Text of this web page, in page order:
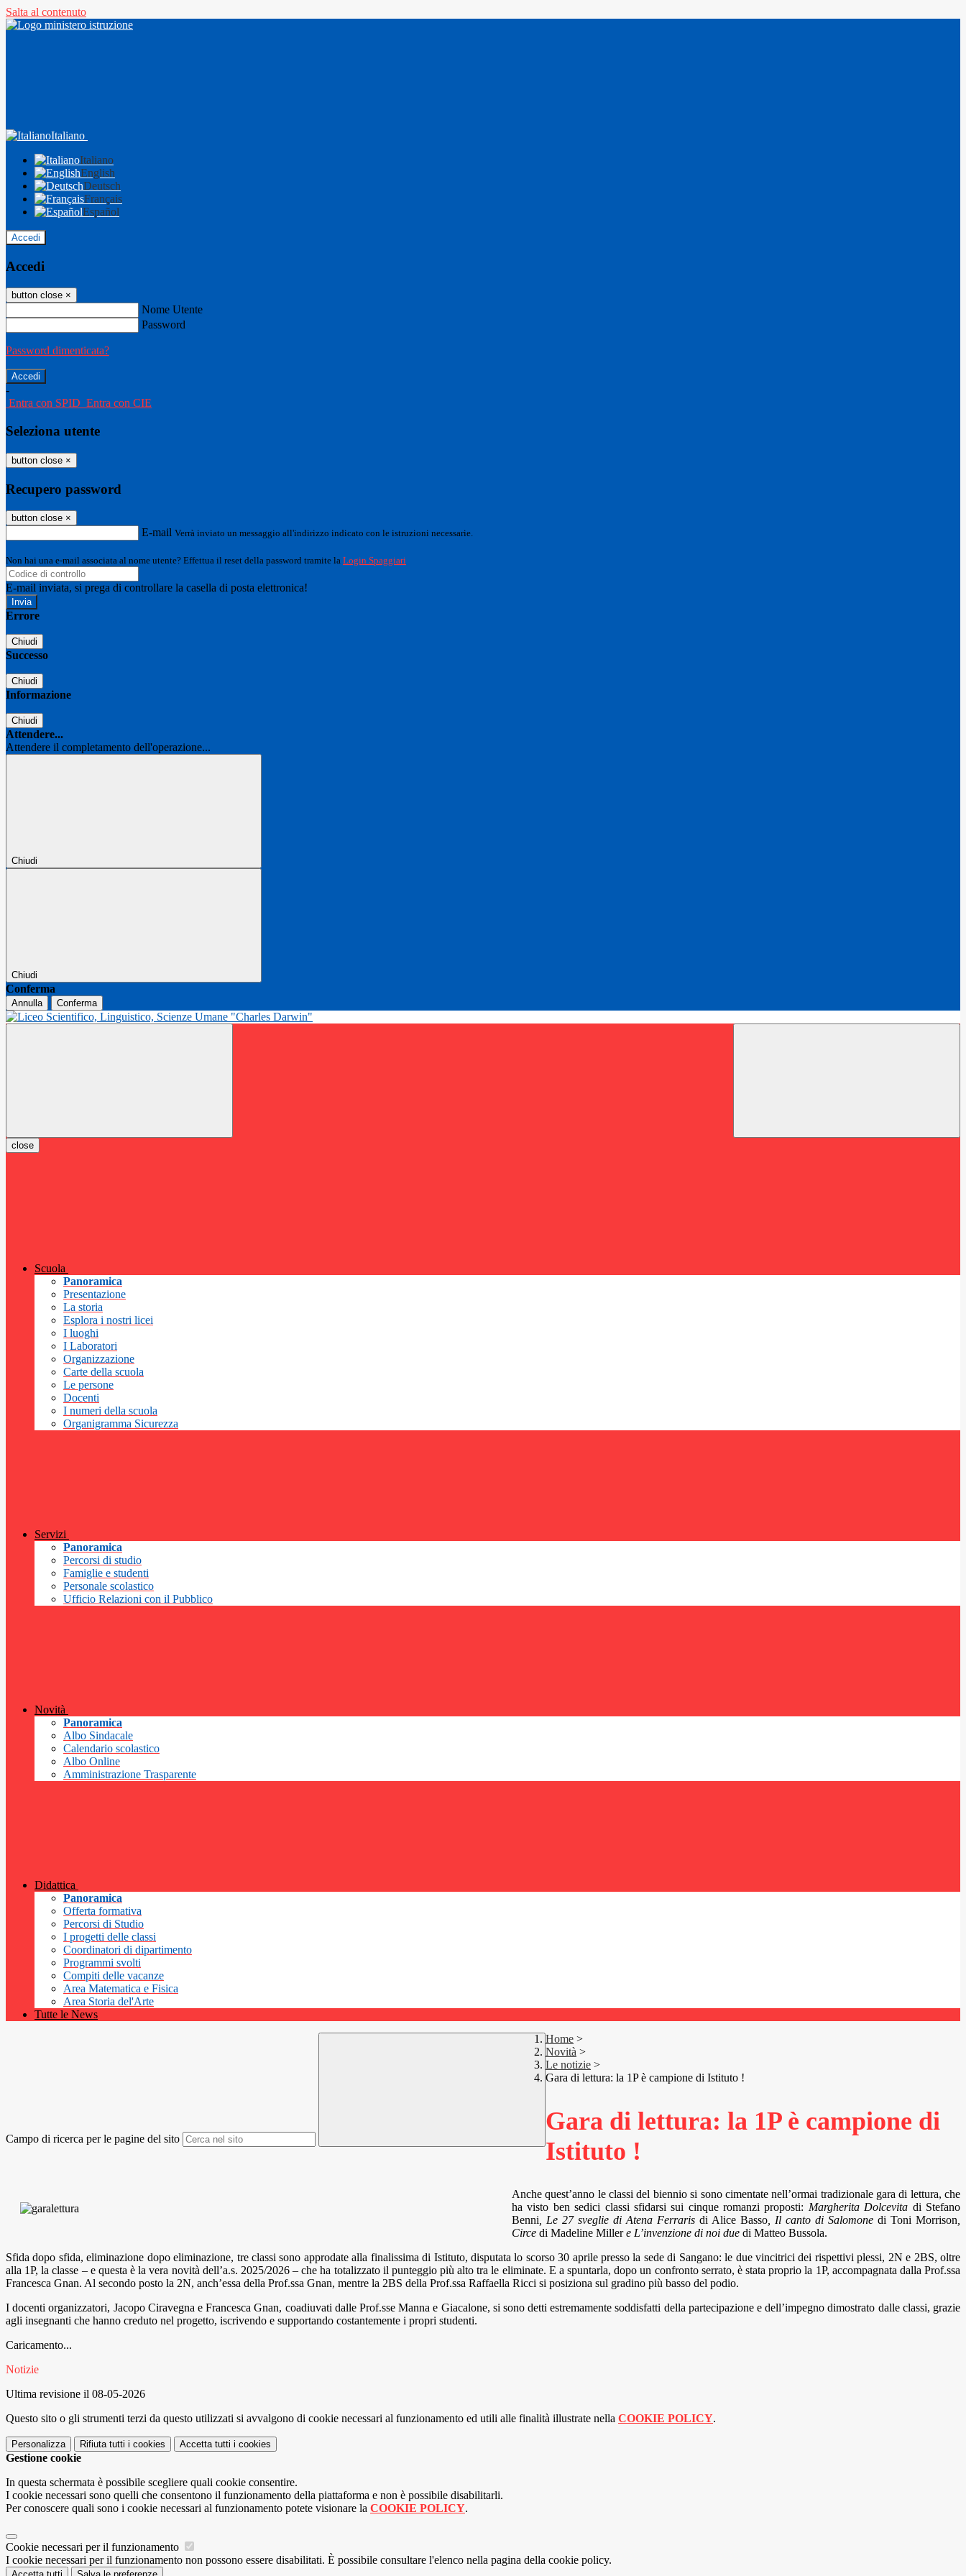
Salta al contenuto
Italiano
Italiano
English
Deutsch
Français
Español
Accedi
Accedi
button close ×
Nome Utente
Password
Password dimenticata?
-
Entra con SPID Entra con CIE
Seleziona utente
button close ×
Recupero password
button close ×
E-mail Verrà inviato un messaggio all'indirizzo indicato con le istruzioni necessarie.
Non hai una e-mail associata al nome utente? Effettua il reset della password tramite la Login Spaggiari
E-mail inviata, si prega di controllare la casella di posta elettronica!
Errore
Chiudi
Successo
Chiudi
Informazione
Chiudi
Attendere...
Attendere il completamento dell'operazione...
Chiudi
Chiudi
Conferma
Annulla Conferma
close
Scuola
Panoramica
Presentazione
La storia
Esplora i nostri licei
I luoghi
I Laboratori
Organizzazione
Carte della scuola
Le persone
Docenti
I numeri della scuola
Organigramma Sicurezza
Servizi
Panoramica
Percorsi di studio
Famiglie e studenti
Personale scolastico
Ufficio Relazioni con il Pubblico
Novità
Panoramica
Albo Sindacale
Calendario scolastico
Albo Online
Amministrazione Trasparente
Didattica
Panoramica
Offerta formativa
Percorsi di Studio
I progetti delle classi
Coordinatori di dipartimento
Programmi svolti
Compiti delle vacanze
Area Matematica e Fisica
Area Storia del'Arte
Tutte le News
Campo di ricerca per le pagine del sito
Home >
Novità >
Le notizie >
Gara di lettura: la 1P è campione di Istituto !
Gara di lettura: la 1P è campione di
Istituto !
Anche quest’anno le classi del biennio si sono cimentate nell’ormai tradizionale gara di lettura, che
ha visto ben sedici classi sfidarsi sui cinque romanzi proposti: Margherita Dolcevita di Stefano
Benni , Le 27 sveglie di Atena Ferraris di Alice Basso , Il canto di Salomone di Toni Morrison
Circe di Madeline Millere L’invenzione di noi due di Matteo Bussola.
Sfida dopo sfida, eliminazione dopo eliminazione, tre classi sono approdate alla finalissima di Istituto, disputata lo scorso 30 aprile presso la sede di Sangano: le due vincitrici dei rispettivi plessi, 2N e 2BS, oltre
alla 1P, la classe – e questa è la vera novità dell’a.s. 2025/2026 – che ha totalizzato il punteggio più alto tra le eliminate. E a spuntarla, dopo un confronto serrato, è stata proprio la 1P, accompagnata dalla Prof.ssa
Francesca Gnan. Al secondo posto la 2N, anch’essa della Prof.ssa Gnan, mentre la 2BS della Prof.ssa Raffaella Ricci si posiziona sul gradino più basso del podio.
I docenti organizzatori, Jacopo Ciravegna e Francesca Gnan, coadiuvati dalle Prof.sse Manna e Giacalone, si sono detti estremamente soddisfatti della partecipazione e dell’impegno dimostrato dalle classi, grazie
agli insegnanti che hanno creduto nel progetto, iscrivendo e supportando costantemente i propri studenti.
Caricamento...
Notizie
Ultima revisione il 08-05-2026
Questo sito o gli strumenti terzi da questo utilizzati si avvalgono di cookie necessari al funzionamento ed utili alle finalità illustrate nella COOKIE POLICY.
Personalizza Rifiuta tutti i cookies Accetta tutti i cookies
Gestione cookie
In questa schermata è possibile scegliere quali cookie consentire.
I cookie necessari sono quelli che consentono il funzionamento della piattaforma e non è possibile disabilitarli.
Per conoscere quali sono i cookie necessari al funzionamento potete visionare la COOKIE POLICY.
Cookie necessari per il funzionamento
I cookie necessari per il funzionamento non possono essere disabilitati. È possibile consultare l'elenco nella pagina della cookie policy.